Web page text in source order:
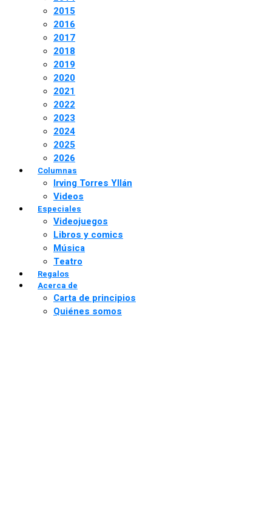
2015
2016
2017
2018
2019
2020
2021
2022
2023
2024
2025
2026
Columnas
Irving Torres Yllán
Videos
Especiales
Videojuegos
Libros y comics
Música
Teatro
Regalos
Acerca de
Carta de principios
Quiénes somos